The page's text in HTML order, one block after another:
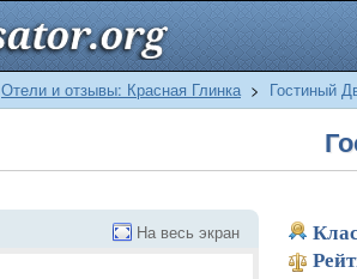
Отели и отзывы: Красная Глинка > Гостиный
На весь экран